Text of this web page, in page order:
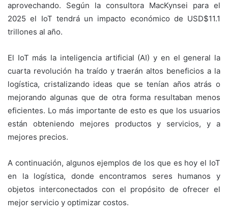
aprovechando. Según la consultora MacKynsei para el
2025 el IoT tendrá un impacto económico de USD$11.1
trillones al año.
El IoT más la inteligencia artificial (AI) y en el general la
cuarta revolución ha traído y traerán altos beneficios a la
logística, cristalizando ideas que se tenían años atrás o
mejorando algunas que de otra forma resultaban menos
eficientes. Lo más importante de esto es que los usuarios
están obteniendo mejores productos y servicios, y a
mejores precios.
A continuación, algunos ejemplos de los que es hoy el IoT
en la logística, donde encontramos seres humanos y
objetos interconectados con el propósito de ofrecer el
mejor servicio y optimizar costos.